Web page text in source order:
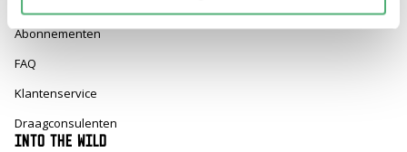
Abonnementen
FAQ
Klantenservice
Draagconsulenten
INTO THE WILD